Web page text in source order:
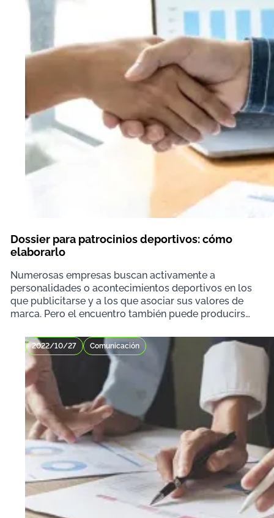
Dossier para patrocinios deportivos: cómo
elaborarlo
Numerosas empresas buscan activamente a
personalidades o acontecimientos deportivos en los
que publicitarse y a los que asociar sus valores de
marca. Pero el encuentro también puede producirse
2022/10/27 Comunicación